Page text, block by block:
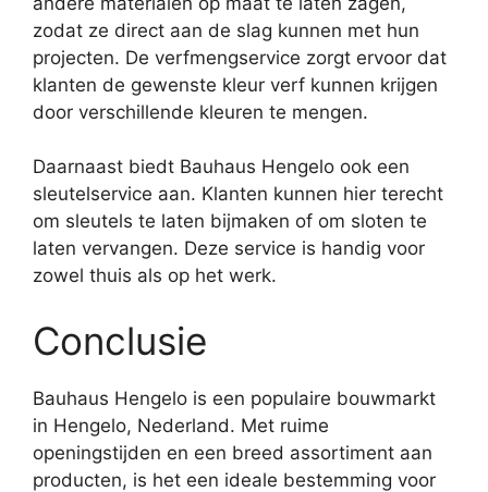
zodat ze direct aan de slag kunnen met hun
projecten. De verfmengservice zorgt ervoor dat
klanten de gewenste kleur verf kunnen krijgen
door verschillende kleuren te mengen.
Daarnaast biedt Bauhaus Hengelo ook een
sleutelservice aan. Klanten kunnen hier terecht
om sleutels te laten bijmaken of om sloten te
laten vervangen. Deze service is handig voor
zowel thuis als op het werk.
Conclusie
Bauhaus Hengelo is een populaire bouwmarkt
in Hengelo, Nederland. Met ruime
openingstijden en een breed assortiment aan
producten, is het een ideale bestemming voor